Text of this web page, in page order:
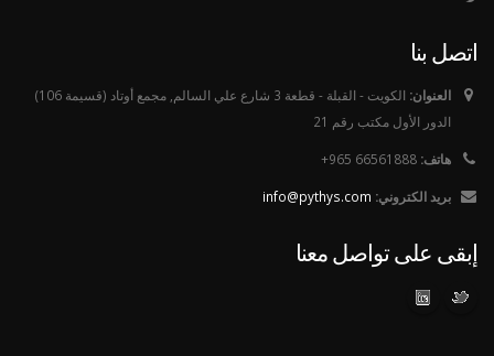
اتصل بنا
العنوان:
الكويت - القبلة - قطعة 3 شارع علي السالم, مجمع أوتاد (قسيمة 106)
الدور الأول مكتب رقم 21
هاتف: 66561888 965+
بريد الكتروني: info@pythys.com
إبقى على تواصل معنا